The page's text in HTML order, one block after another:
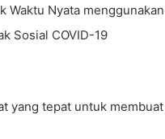
Waktu Nyata menggunakan
Sosial COVID-19
yang tepat untuk